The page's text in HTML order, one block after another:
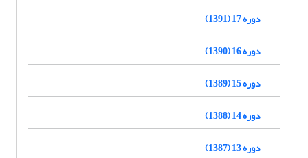
دوره 17 (1391)
دوره 16 (1390)
دوره 15 (1389)
دوره 14 (1388)
دوره 13 (1387)